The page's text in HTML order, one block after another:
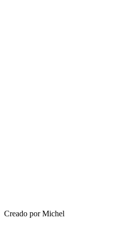
Creado por Michel